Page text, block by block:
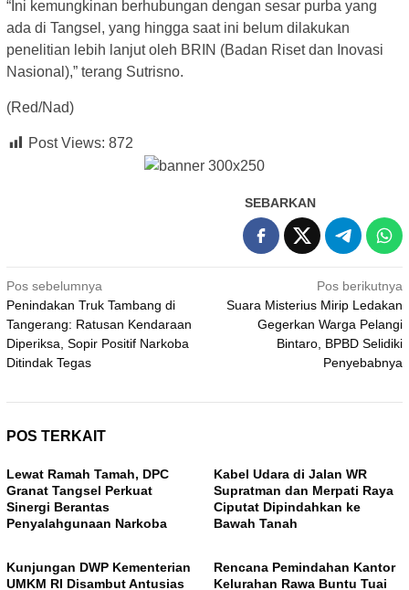
“Ini kemungkinan berhubungan dengan sesar purba yang
ada di Tangsel, yang hingga saat ini belum dilakukan
penelitian lebih lanjut oleh BRIN (Badan Riset dan Inovasi
Nasional),” terang Sutrisno.
(Red/Nad)
Post Views: 872
SEBARKAN
Navigasi
pos
Pos sebelumnya
Penindakan Truk Tambang di
Tangerang: Ratusan Kendaraan
Diperiksa, Sopir Positif Narkoba
Ditindak Tegas
Pos berikutnya
Suara Misterius Mirip Ledakan
Gegerkan Warga Pelangi
Bintaro, BPBD Selidiki
Penyebabnya
POS TERKAIT
Lewat Ramah Tamah, DPC
Granat Tangsel Perkuat
Sinergi Berantas
Penyalahgunaan Narkoba
Kabel Udara di Jalan WR
Supratman dan Merpati Raya
Ciputat Dipindahkan ke
Bawah Tanah
Kunjungan DWP Kementerian
UMKM RI Disambut Antusias
Rencana Pemindahan Kantor
Kelurahan Rawa Buntu Tuai